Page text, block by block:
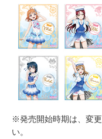
※発売開始時期は、変
い。